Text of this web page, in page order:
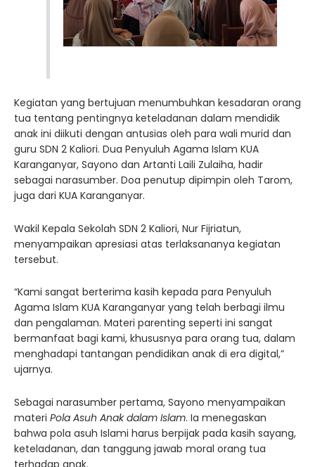
Kegiatan yang bertujuan menumbuhkan kesadaran orang
tua tentang pentingnya keteladanan dalam mendidik
anak ini diikuti dengan antusias oleh para wali murid dan
guru SDN 2 Kaliori. Dua Penyuluh Agama Islam KUA
Karanganyar, Sayono dan Artanti Laili Zulaiha, hadir
sebagai narasumber. Doa penutup dipimpin oleh Tarom,
juga dari KUA Karanganyar.
Wakil Kepala Sekolah SDN 2 Kaliori, Nur Fijriatun,
menyampaikan apresiasi atas terlaksananya kegiatan
tersebut.
“Kami sangat berterima kasih kepada para Penyuluh
Agama Islam KUA Karanganyar yang telah berbagi ilmu
dan pengalaman. Materi parenting seperti ini sangat
bermanfaat bagi kami, khususnya para orang tua, dalam
menghadapi tantangan pendidikan anak di era digital,”
ujarnya.
Sebagai narasumber pertama, Sayono menyampaikan
materi Pola Asuh Anak dalam Islam. Ia menegaskan
bahwa pola asuh Islami harus berpijak pada kasih sayang,
keteladanan, dan tanggung jawab moral orang tua
terhadap anak.